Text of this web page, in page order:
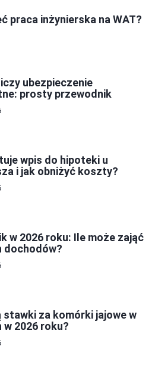
praca inżynierska na WAT?
ubezpieczenie
prosty przewodnik
wpis do hipoteki u
i jak obniżyć koszty?
w 2026 roku: Ile może zająć
dochodów?
stawki za komórki jajowe w
w 2026 roku?